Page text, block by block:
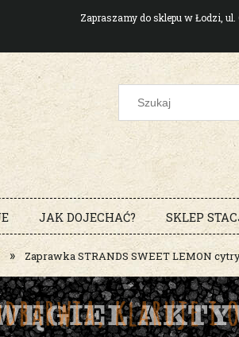
Zapraszamy do sklepu w Łodzi,
JAK DOJECHAĆ? SKLEP
» Zaprawka STRANDS SWEET LEMON